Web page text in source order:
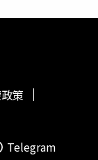
策
Telegram